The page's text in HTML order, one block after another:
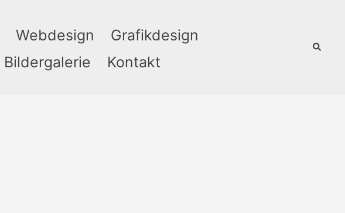
Webdesign
Grafikdesign
Bildergalerie Kontakt
Suche